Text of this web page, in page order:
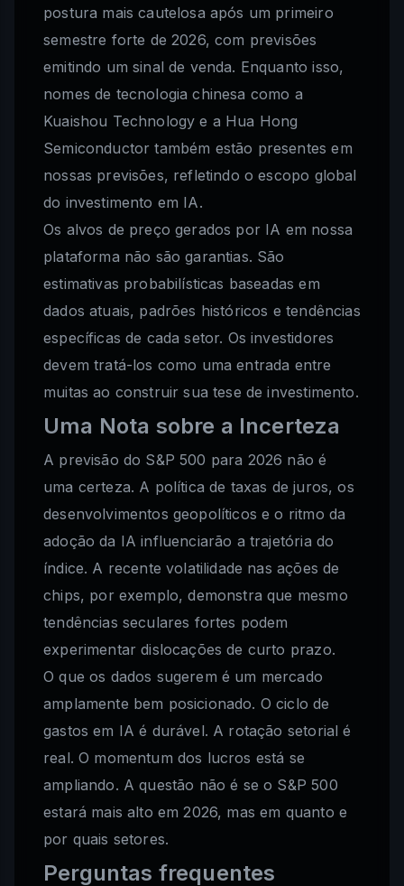
postura mais cautelosa após um primeiro
semestre forte de 2026, com previsões
emitindo um sinal de venda. Enquanto isso,
nomes de tecnologia chinesa como a
Kuaishou Technology e a Hua Hong
Semiconductor também estão presentes em
nossas previsões, refletindo o escopo global
do investimento em IA.
Os alvos de preço gerados por IA em nossa
plataforma não são garantias. São
estimativas probabilísticas baseadas em
dados atuais, padrões históricos e tendências
específicas de cada setor. Os investidores
devem tratá-los como uma entrada entre
muitas ao construir sua tese de investimento.
Uma Nota sobre a Incerteza
A previsão do S&P 500 para 2026 não é
uma certeza. A política de taxas de juros, os
desenvolvimentos geopolíticos e o ritmo da
adoção da IA influenciarão a trajetória do
índice. A recente volatilidade nas ações de
chips, por exemplo, demonstra que mesmo
tendências seculares fortes podem
experimentar dislocações de curto prazo.
O que os dados sugerem é um mercado
amplamente bem posicionado. O ciclo de
gastos em IA é durável. A rotação setorial é
real. O momentum dos lucros está se
ampliando. A questão não é se o S&P 500
estará mais alto em 2026, mas em quanto e
por quais setores.
Perguntas frequentes